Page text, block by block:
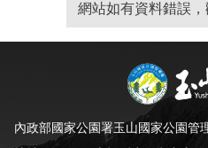
網站如有資料錯誤
內政部國家公園署玉山國家公園管